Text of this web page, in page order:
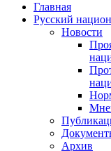
Главная
Русский
Новости
Архив